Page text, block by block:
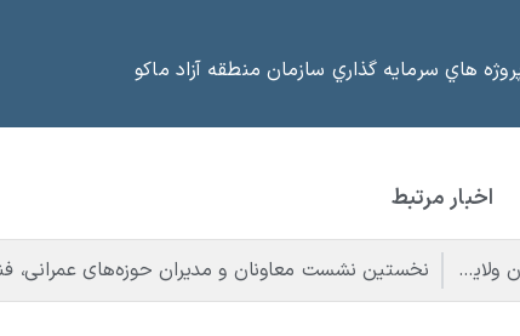
هاي سرمايه گذاري سازمان منطقه آزاد ماکو
اخبار مرتبط
آمادگی منطقه آزاد ماکو برای خدمت‌رسانی به عاشقان ولایت در آیین وداع و تشییع قائد امت